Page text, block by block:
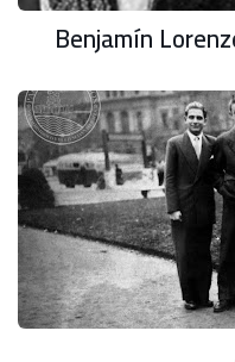
Benjamín